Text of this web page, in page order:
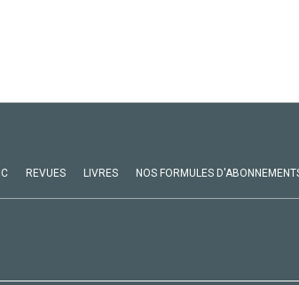
REVUES LIVRES NOS FORMULES